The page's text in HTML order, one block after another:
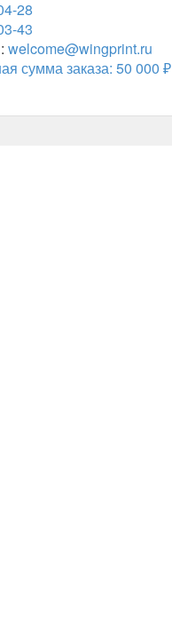
28
43
welcome@wingprint.ru
сумма заказа: 50 000 ₽